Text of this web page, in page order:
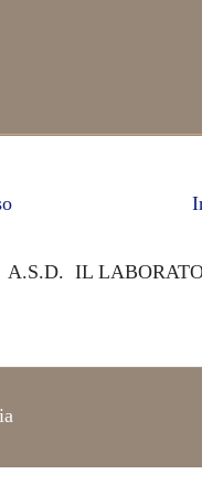
A.S.D. IL